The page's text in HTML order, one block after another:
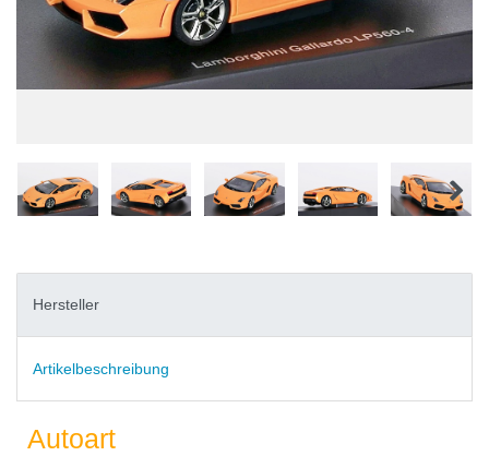
Hersteller
Artikelbeschreibung
Autoart